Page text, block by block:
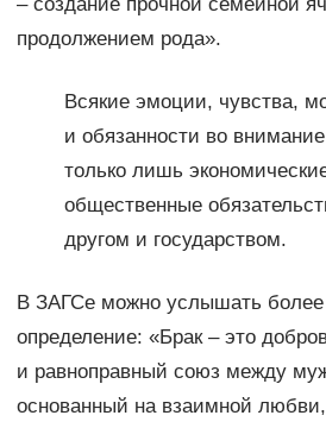
– создание прочной семейной
продолжением рода».
Всякие эмоции, чувства,
и обязанности во
только лишь
общественные
другом и государством.
В ЗАГСе можно услышать более
определение: «Брак – это
и равноправный союз между
основанный на взаимной